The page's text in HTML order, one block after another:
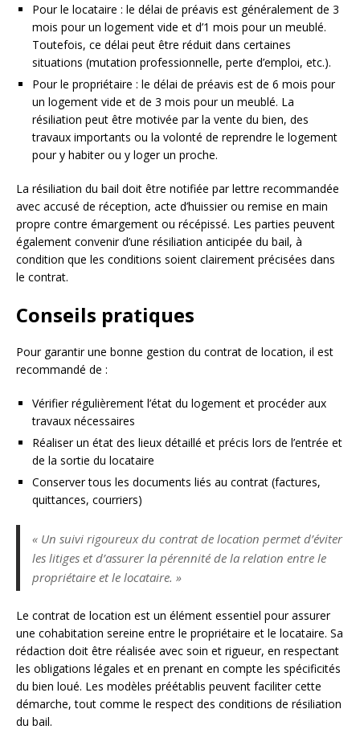
Pour le locataire : le délai de préavis est généralement de 3
mois pour un logement vide et d’1 mois pour un meublé.
Toutefois, ce délai peut être réduit dans certaines
situations (mutation professionnelle, perte d’emploi, etc.).
Pour le propriétaire : le délai de préavis est de 6 mois pour
un logement vide et de 3 mois pour un meublé. La
résiliation peut être motivée par la vente du bien, des
travaux importants ou la volonté de reprendre le logement
pour y habiter ou y loger un proche.
La résiliation du bail doit être notifiée par lettre recommandée
avec accusé de réception, acte d’huissier ou remise en main
propre contre émargement ou récépissé. Les parties peuvent
également convenir d’une résiliation anticipée du bail, à
condition que les conditions soient clairement précisées dans
le contrat.
Conseils pratiques
Pour garantir une bonne gestion du contrat de location, il est
recommandé de :
Vérifier régulièrement l’état du logement et procéder aux
travaux nécessaires
Réaliser un état des lieux détaillé et précis lors de l’entrée et
de la sortie du locataire
Conserver tous les documents liés au contrat (factures,
quittances, courriers)
« Un suivi rigoureux du contrat de location permet d’éviter
les litiges et d’assurer la pérennité de la relation entre le
propriétaire et le locataire. »
Le contrat de location est un élément essentiel pour assurer
une cohabitation sereine entre le propriétaire et le locataire. Sa
rédaction doit être réalisée avec soin et rigueur, en respectant
les obligations légales et en prenant en compte les spécificités
du bien loué. Les modèles préétablis peuvent faciliter cette
démarche, tout comme le respect des conditions de résiliation
du bail.